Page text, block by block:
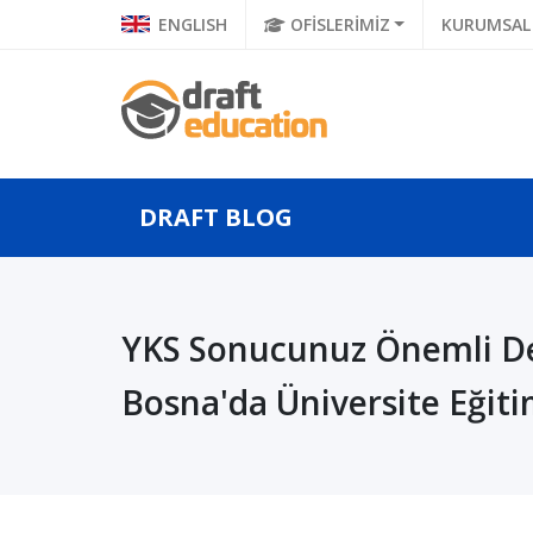
ENGLISH OFİSLERİMİZ KURUMSAL
DRAFT BLOG
YKS Sonucunuz Önemli
Bosna'da Üniversite
Yurtdışında Hukuk
Eğitimi Alırsam Denklik
Alabilir Miyim?...